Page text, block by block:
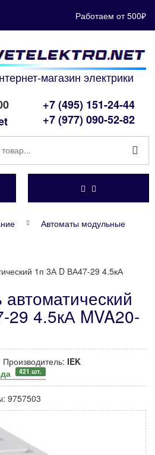
Работаем от 500₽
магазин электрики
+7 (495) 151-24-44
+7 (977) 090-52-82
Автоматы модульные
1п 3А D ВА47-29 4.5кА
4.5кА MVA20-
Производитель: IEK
421 шт.
9757503